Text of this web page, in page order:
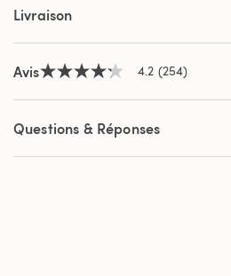
Livraison
Avis4.2
sur
5,
valeur
la
4.2 (254)
Questions & Réponses